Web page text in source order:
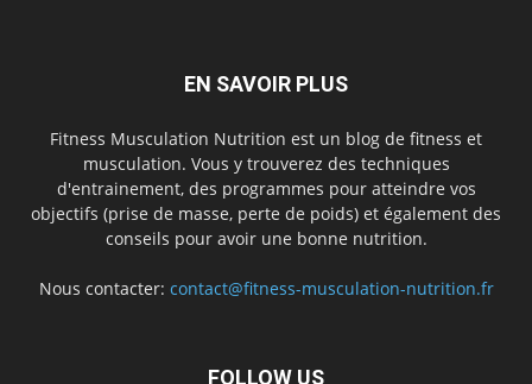
EN SAVOIR PLUS
Fitness Musculation Nutrition est un blog de fitness et
musculation. Vous y trouverez des techniques
d'entrainement, des programmes pour atteindre vos
objectifs (prise de masse, perte de poids) et également des
conseils pour avoir une bonne nutrition.
Nous contacter: contact@fitness-musculation-nutrition.fr
FOLLOW US